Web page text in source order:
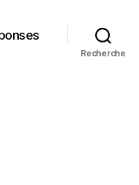
Recherche